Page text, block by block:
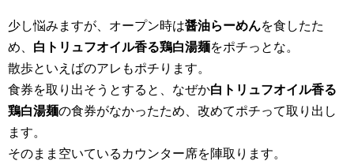
少し悩みますが、オープン時は醤油らーめんを食したた
め、 白トリュフオイル香る鶏白湯麺をポチっとな。
散歩といえばのアレもポチります。
食券を取り出そうとすると、なぜか白トリュフオイル香る
鶏白湯麺の食券がなかったため、改めてポチって取り出し
ます。
そのまま空いているカウンター席を陣取ります。